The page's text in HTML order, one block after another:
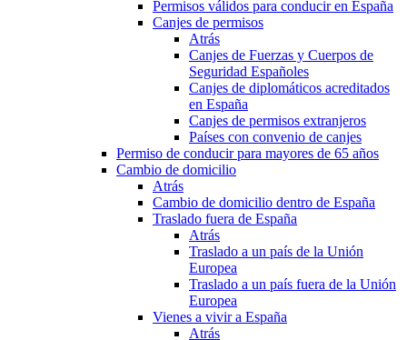
Permisos válidos para conducir en España
Canjes de permisos
Atrás
Canjes de Fuerzas y Cuerpos de
Seguridad Españoles
Canjes de diplomáticos acreditados
en España
Canjes de permisos extranjeros
Países con convenio de canjes
Permiso de conducir para mayores de 65 años
Cambio de domicilio
Atrás
Cambio de domicilio dentro de España
Traslado fuera de España
Atrás
Traslado a un país de la Unión
Europea
Traslado a un país fuera de la Unión
Europea
Vienes a vivir a España
Atrás